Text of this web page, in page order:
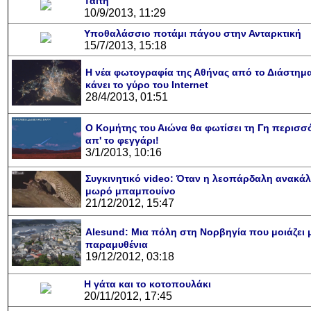
10/9/2013, 11:29
Υποθαλάσσιο ποτάμι πάγου στην Ανταρκτική
15/7/2013, 15:18
Η νέα φωτογραφία της Αθήνας από το
κάνει το γύρο του Internet
28/4/2013, 01:51
Ο Κομήτης του Αιώνα θα φωτίσει τη Γη
απ' το φεγγάρι!
3/1/2013, 10:16
Συγκινητικό video: Όταν η λεοπάρδαλη
μωρό μπαμπουίνο
21/12/2012, 15:47
Alesund: Μια πόλη στη Νορβηγία που μοιάζει
παραμυθένια
19/12/2012, 03:18
Η γάτα και το κοτοπουλάκι
20/11/2012, 17:45
Ο αέρας του
Ταξίδι στο
Διεθνής
Μουσική από
Video:
Εντυπωσιακές
Abbey,
Υποθαλάσσιο
Η νέα
Ο Κομήτης του
Συγκινητικό
Alesund: Μια
Η γάτα και το